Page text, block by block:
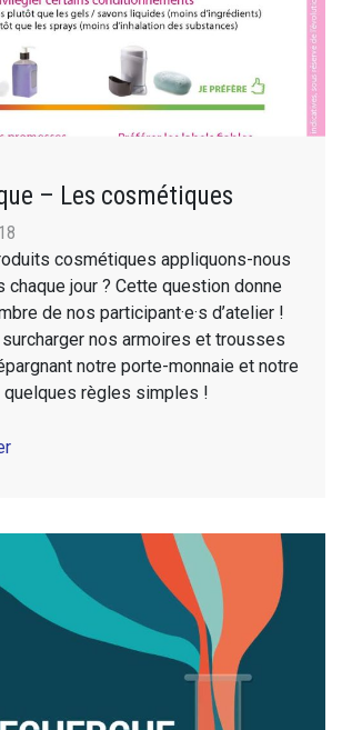
– Les cosmétiques
cosmétiques appliquons-nous
chaque jour ? Cette question donne
de nos participant·e·s d’atelier !
nos armoires et trousses
notre porte-monnaie et notre
quelques règles simples !